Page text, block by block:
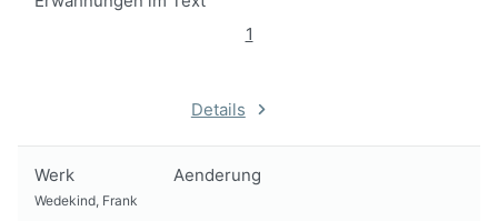
1
Details
Werk Aenderung
Wedekind, Frank